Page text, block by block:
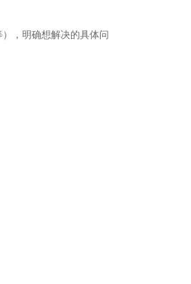
，明确想解决的具体问